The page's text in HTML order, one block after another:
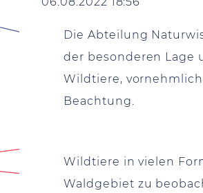
Die Abteilung
der besonderen Lage
Wildtiere,
Beachtung.
Wildtiere in vielen
Waldgebiet zu